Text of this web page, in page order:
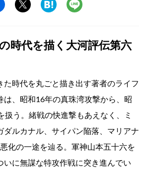
時代を描く大河評伝第六
た時代を丸ごと描き出す著者のライフ
は、昭和16年の真珠湾攻撃から、昭
扱う。緒戦の快進撃もあえなく、ミ
ダルカナル、サイパン陥落、マリアナ
化の一途を辿る。軍神山本五十六を
いに無謀な特攻作戦に突き進んでい